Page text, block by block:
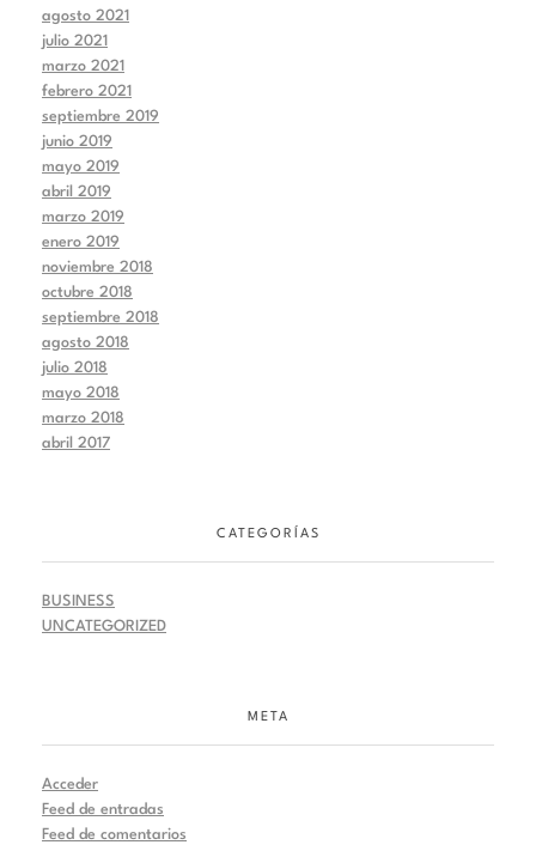
agosto 2021
julio 2021
marzo 2021
febrero 2021
septiembre 2019
junio 2019
mayo 2019
abril 2019
marzo 2019
enero 2019
noviembre 2018
octubre 2018
septiembre 2018
agosto 2018
julio 2018
mayo 2018
marzo 2018
abril 2017
CATEGORÍAS
BUSINESS
UNCATEGORIZED
META
Acceder
Feed de entradas
Feed de comentarios